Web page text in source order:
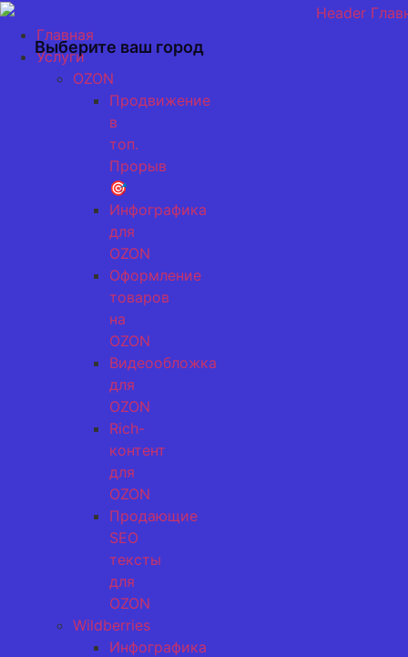
Перейти
содержимому
Главная
Услуги
OZON
Продвижение
в
топ.
Прорыв
🎯
Инфографика
для
OZON
Оформление
товаров
на
OZON
Видеообложка
для
OZON
Rich-
контент
для
OZON
Продающие
SEO
тексты
для
OZON
Wildberries
Инфографика
Выберите ваш город